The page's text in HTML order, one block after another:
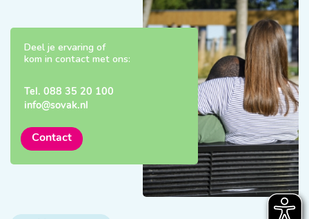
Deel je ervaring of
kom in contact met ons:
Tel. 088 35 20 100
info@sovak.nl
Contact